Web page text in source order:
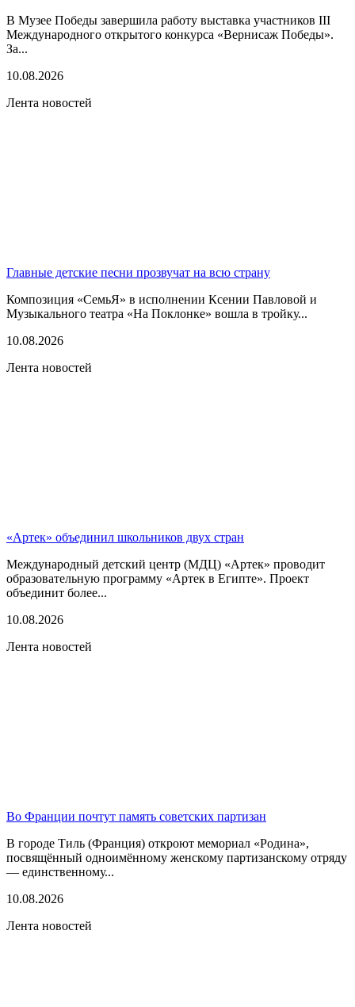
В Музее Победы завершила работу выставка участников III
Международного открытого конкурса «Вернисаж Победы».
За...
10.08.2026
Лента новостей
Главные детские песни прозвучат на всю страну
Композиция «СемьЯ» в исполнении Ксении Павловой и
Музыкального театра «На Поклонке» вошла в тройку...
10.08.2026
Лента новостей
«Артек» объединил школьников двух стран
Международный детский центр (МДЦ) «Артек» проводит
образовательную программу «Артек в Египте». Проект
объединит более...
10.08.2026
Лента новостей
Во Франции почтут память советских партизан
В городе Тиль (Франция) откроют мемориал «Родина»,
посвящённый одноимённому женскому партизанскому отряду
— единственному...
10.08.2026
Лента новостей